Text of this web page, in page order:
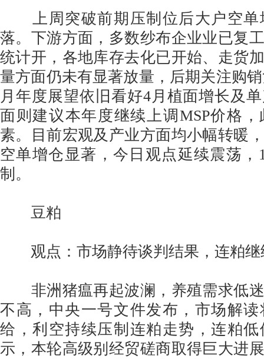
上周突破前期压制位后大户空单
落。下游方面，多数纱布企业业已复
统计开，各地库存去化已开始、走货
量方面仍未有显著放量，后期关注购
月年度展望依旧看好4月植面增长及
面则建议本年度继续上调MSP价格
素。目前宏观及产业方面均小幅转暖
空单增仓显著，今日观点延续震荡，
制。
豆粕
观点：市场静待谈判结果，连粕继
非洲猪瘟再起波澜，养殖需求低迷
不高，中央一号文件发布，市场解
给，利空持续压制连粕走势，连粕
示，本轮高级别经贸磋商取得巨大进